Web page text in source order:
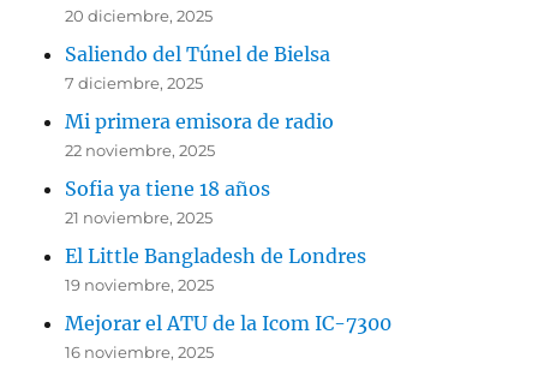
20 diciembre, 2025
Saliendo del Túnel de Bielsa
7 diciembre, 2025
Mi primera emisora de radio
22 noviembre, 2025
Sofia ya tiene 18 años
21 noviembre, 2025
El Little Bangladesh de Londres
19 noviembre, 2025
Mejorar el ATU de la Icom IC-7300
16 noviembre, 2025